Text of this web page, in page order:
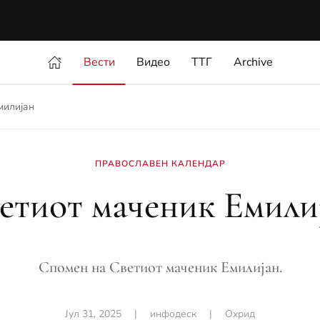
Вести Видео ТТГ Archive
ПРАВОСЛАВЕН КАЛЕНДАР
маченик
Спомен на Светиот маченик Емилијан.
Јул 31, 2025 | инфодеск | Охрид